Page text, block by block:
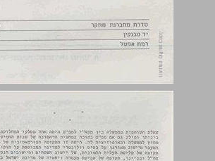
טפ"ם הולכת לממשלה הזמנית ... 4